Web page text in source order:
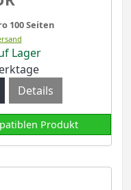
100 Seiten
Lager
Details
Produkt